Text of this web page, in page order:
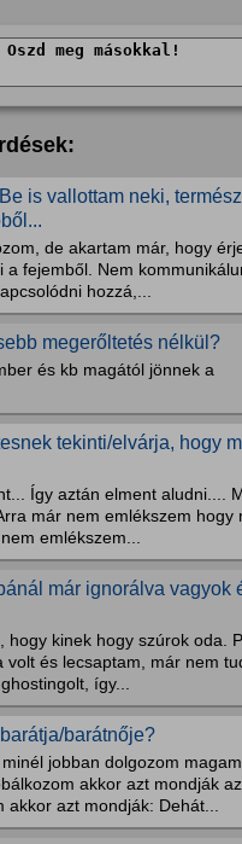
is vallottam neki,
de akartam már, hogy
fejemből. Nem
hozzá,...
megerőltetés nélkül?
és kb magától jönnek a
tekinti/elvárja, hogy
Így aztán elment aludni....
már nem emlékszem hogy
emlékszem...
már ignorálva vagyok
kinek hogy szúrok oda.
és lecsaptam, már nem
így...
barátnője?
jobban dolgozom
akkor azt mondják az
akkor azt mondják: Dehát...